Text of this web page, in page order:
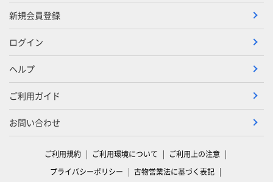
新規会員登録
ログイン
ヘルプ
ご利用ガイド
お問い合わせ
ご利用規約 ご利用環境について
ご利用上の注意
プライバシーポリシー
古物営業法に基づく表記